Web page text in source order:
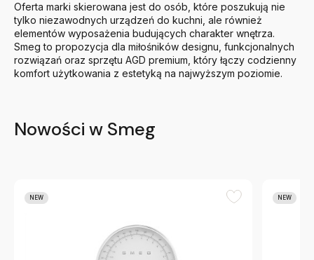
Oferta marki skierowana jest do osób, które poszukują nie
tylko niezawodnych urządzeń do kuchni, ale również
elementów wyposażenia budujących charakter wnętrza.
Smeg to propozycja dla miłośników designu, funkcjonalnych
rozwiązań oraz sprzętu AGD premium, który łączy codzienny
komfort użytkowania z estetyką na najwyższym poziomie.
Nowości w Smeg
NEW NEW